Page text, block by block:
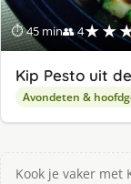
⏱ 45 min👥 4
Kip Pesto uit
Avondeten &
Kook je vaker met